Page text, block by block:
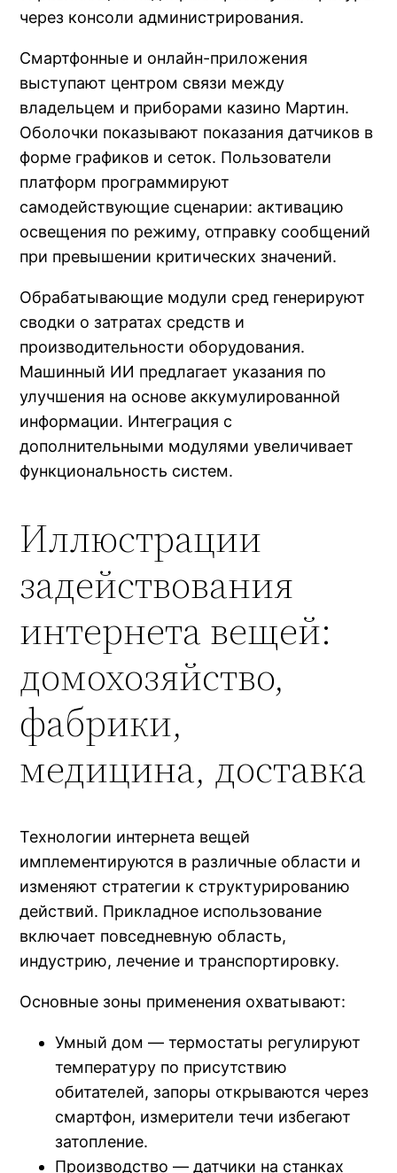
через консоли администрирования.
Смартфонные и онлайн-приложения
выступают центром связи между
владельцем и приборами казино Мартин.
Оболочки показывают показания датчиков в
форме графиков и сеток. Пользователи
платформ программируют
самодействующие сценарии: активацию
освещения по режиму, отправку сообщений
при превышении критических значений.
Обрабатывающие модули сред генерируют
сводки о затратах средств и
производительности оборудования.
Машинный ИИ предлагает указания по
улучшения на основе аккумулированной
информации. Интеграция с
дополнительными модулями увеличивает
функциональность систем.
Иллюстрации
задействования
интернета вещей:
домохозяйство,
фабрики,
медицина, доставка
Технологии интернета вещей
имплементируются в различные области и
изменяют стратегии к структурированию
действий. Прикладное использование
включает повседневную область,
индустрию, лечение и транспортировку.
Основные зоны применения охватывают:
Умный дом — термостаты регулируют
температуру по присутствию
обитателей, запоры открываются через
смартфон, измерители течи избегают
затопление.
Производство — датчики на станках